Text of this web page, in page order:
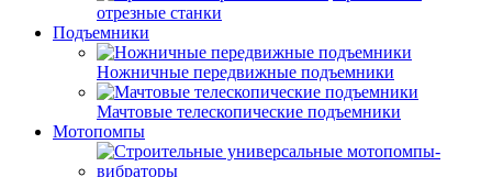
отрезные станки
Подъемники
Ножничные передвижные подъемники
Мачтовые телескопические подъемники
Мотопомпы